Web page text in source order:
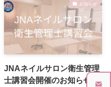
お知らせ
JNAネイルサロン衛生管理
士講習会開催のお知らせ